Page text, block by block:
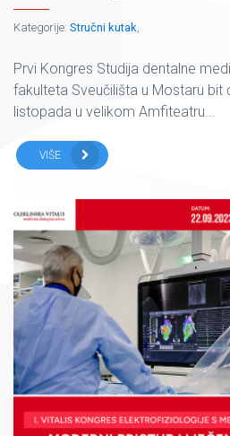
Kategorije: Stručni kutak,
Prvi Kongres Studija dentalne
fakulteta Sveučilišta u Mostaru bit
listopada u velikom Amfiteatru...
VIŠE